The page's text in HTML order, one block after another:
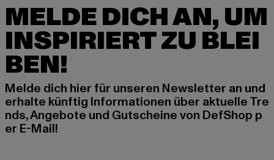
MELDE DICH AN, UM
INSPIRIERT ZU BLEI
BEN!
Melde dich hier für unseren Newsletter an und
erhalte künftig Informationen über aktuelle Tre
nds, Angebote und Gutscheine von DefShop p
er E-Mail!